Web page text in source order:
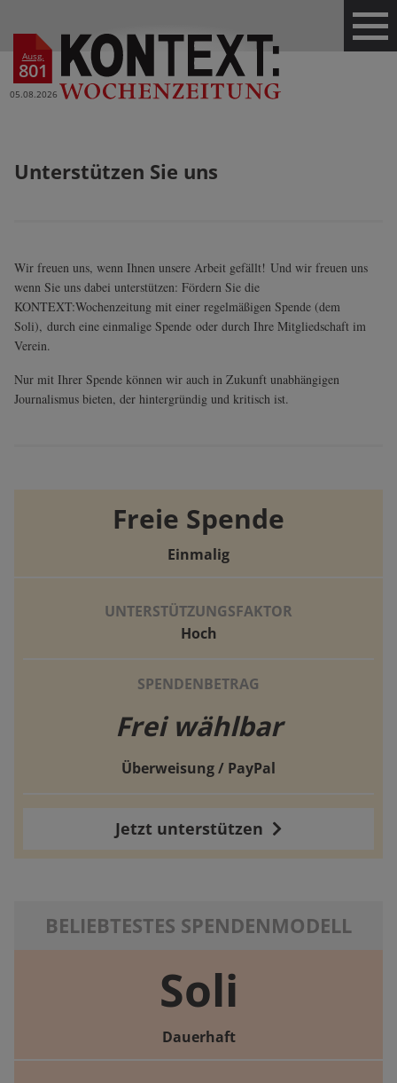
Ausg.
801
05.08.2026
Unterstützen Sie uns
Wir freuen uns, wenn Ihnen unsere Arbeit gefällt! Und wir freuen uns
wenn Sie uns dabei unterstützen: Fördern Sie die
KONTEXT:Wochenzeitung mit einer regelmäßigen Spende (dem
Soli), durch eine einmalige Spende oder durch Ihre Mitgliedschaft im
Verein.
Nur mit Ihrer Spende können wir auch in Zukunft unabhängigen
Journalismus bieten, der hintergründig und kritisch ist.
Freie Spende
Einmalig
UNTERSTÜTZUNGSFAKTOR
Hoch
SPENDENBETRAG
Frei wählbar
Überweisung / PayPal
Jetzt unterstützen
BELIEBTESTES SPENDENMODELL
Soli
Dauerhaft